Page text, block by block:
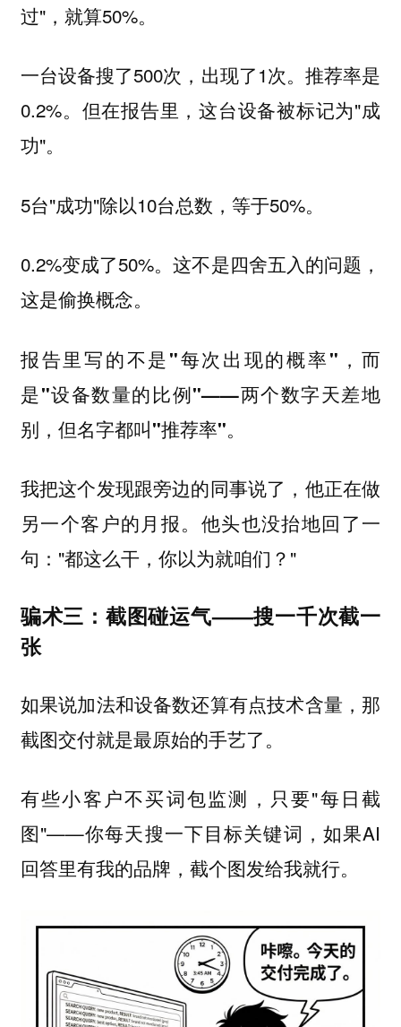
过"，就算50%。
一台设备搜了500次，出现了1次。推荐率是
0.2%。但在报告里，这台设备被标记为"成
功"。
5台"成功"除以10台总数，等于50%。
0.2%变成了50%。这不是四舍五入的问题，
这是偷换概念。
报告里写的不是"每次出现的概率"，而
是"设备数量的比例"——两个数字天差地
别，但名字都叫"推荐率"。
我把这个发现跟旁边的同事说了，他正在做
另一个客户的月报。他头也没抬地回了一
句："都这么干，你以为就咱们？"
骗术三：截图碰运气——搜一千次截一
张
如果说加法和设备数还算有点技术含量，那
截图交付就是最原始的手艺了。
有些小客户不买词包监测，只要"每日截
图"——你每天搜一下目标关键词，如果AI
回答里有我的品牌，截个图发给我就行。